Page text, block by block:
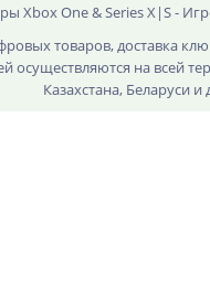
Xbox One & Series X|S -
товаров, доставка
осуществляются на всей
Казахстана, Беларуси